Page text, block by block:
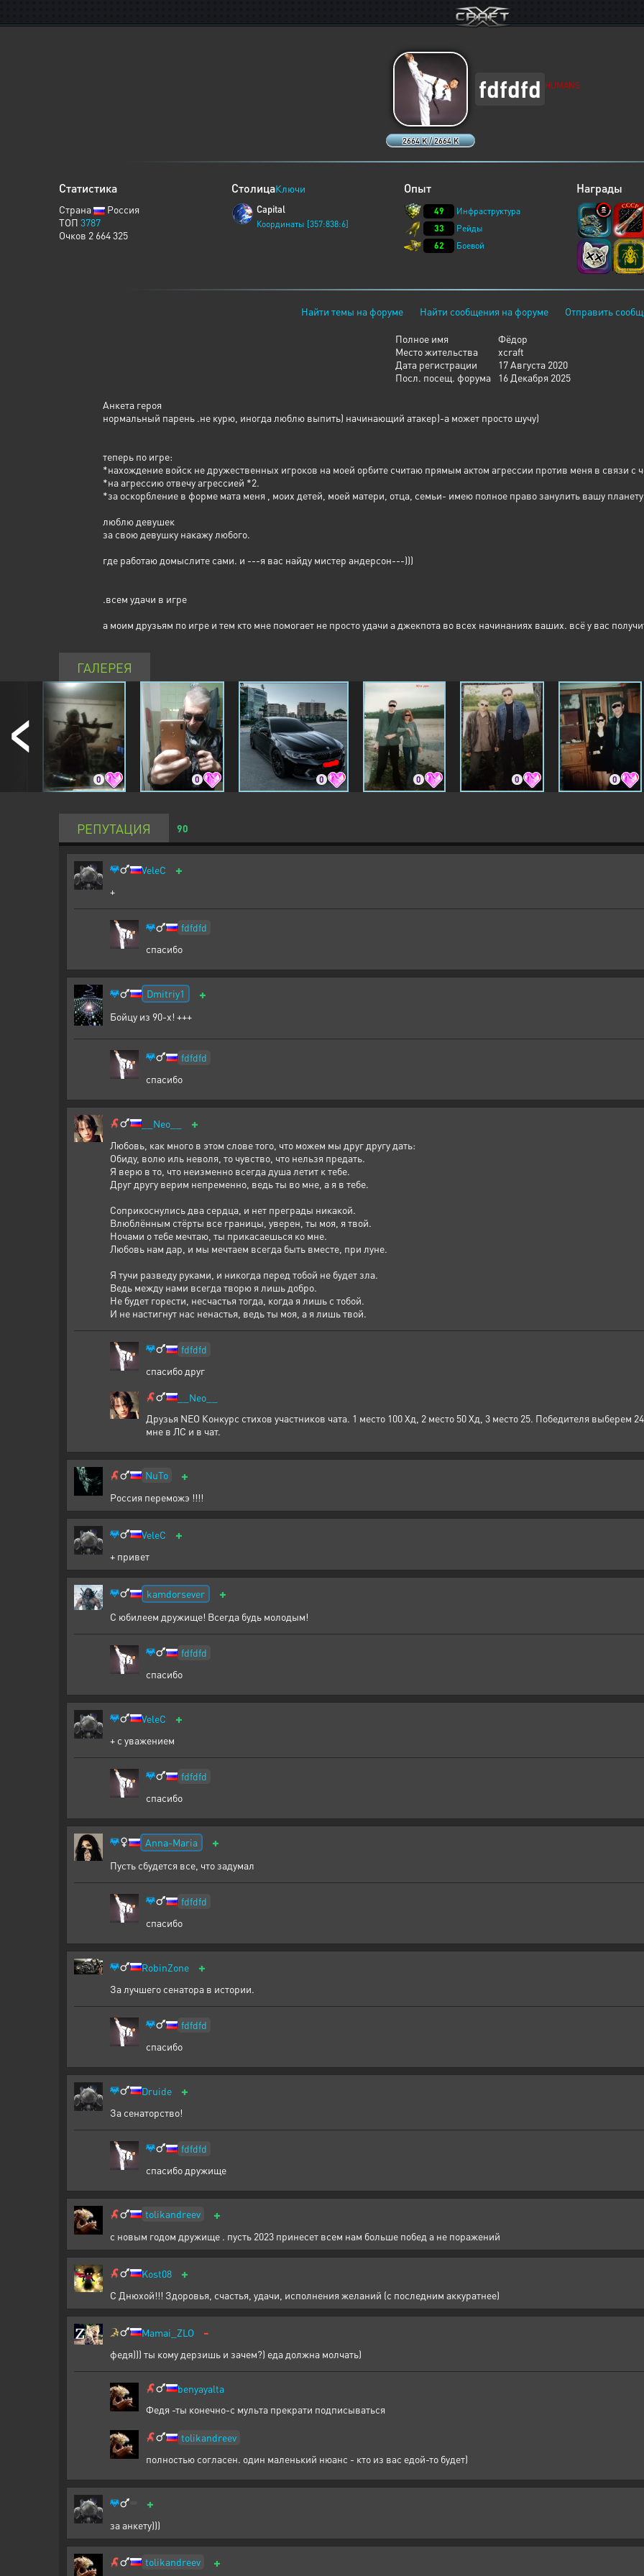
2664 K / 2664 K
fdfdfd HUMANS
Статистика
Страна
Россия
ТОП 3787
Очков 2 664 325
СтолицаКлючи
Capital
Координаты [357:838:6]
Опыт
49
Инфраструктура
33
Рейды
62
Боевой
Награды
Найти темы на форуме Найти сообщения на форуме Отправить
Полное имя
Фёдор
Место жительства
xcraft
Дата регистрации
17 Августа 2020
Посл. посещ. форума
16 Декабря 2025
Анкета героя
нормальный парень .не курю, иногда люблю выпить) начинающий атакер)-а может просто шучу)
теперь по игре:
*нахождение войск не дружественных игроков на моей орбите считаю прямым актом агрессии против меня в связи
*на агрессию отвечу агрессией *2.
*за оскорбление в форме мата меня , моих детей, моей матери, отца, семьи- имею полное право занулить вашу
люблю девушек
за свою девушку накажу любого.
где работаю домыслите сами. и ---я вас найду мистер андерсон---)))
.всем удачи в игре
а моим друзьям по игре и тем кто мне помогает не просто удачи а джекпота во всех начинаниях ваших. всё у вас
ГАЛЕРЕЯ
0 0 0 0 0 0
РЕПУТАЦИЯ 90
VeleC +
+
fdfdfd
спасибо
Dmitriy1 +
Бойцу из 90-х! +++
fdfdfd
спасибо
__Neo__ +
Любовь, как много в этом слове того, что можем мы друг другу дать:
Обиду, волю иль неволя, то чувство, что нельзя предать.
Я верю в то, что неизменно всегда душа летит к тебе.
Друг другу верим непременно, ведь ты во мне, а я в тебе.
Соприкоснулись два сердца, и нет преграды никакой.
Влюблённым стёрты все границы, уверен, ты моя, я твой.
Ночами о тебе мечтаю, ты прикасаешься ко мне.
Любовь нам дар, и мы мечтаем всегда быть вместе, при луне.
Я тучи разведу руками, и никогда перед тобой не будет зла.
Ведь между нами всегда творю я лишь добро.
Не будет горести, несчастья тогда, когда я лишь с тобой.
И не настигнут нас ненастья, ведь ты моя, а я лишь твой.
fdfdfd
спасибо друг
__Neo__
Друзья NEO Конкурс стихов участников чата. 1 место 100 Хд, 2 место 50 Хд, 3 место 25. Победителя выберем
мне в ЛС и в чат.
NuTo +
Россия переможэ !!!!
VeleC +
+ привет
kamdorsever +
С юбилеем дружище! Всегда будь молодым!
fdfdfd
спасибо
VeleC +
+ с уважением
fdfdfd
спасибо
Anna-Maria +
Пусть сбудется все, что задумал
fdfdfd
спасибо
RobinZone +
За лучшего сенатора в истории.
fdfdfd
спасибо
Druide +
За сенаторство!
fdfdfd
спасибо дружище
tolikandreev +
с новым годом дружище . пусть 2023 принесет всем нам больше побед а не поражений
Kost08 +
С Днюхой!!! Здоровья, счастья, удачи, исполнения желаний (с последним аккуратнее)
Mamai_ZLO -
федя))) ты кому дерзишь и зачем?) еда должна молчать)
benyayalta
Федя -ты конечно-с мульта прекрати подписываться
tolikandreev
полностью согласен. один маленький нюанс - кто из вас едой-то будет)
+
за анкету)))
tolikandreev +